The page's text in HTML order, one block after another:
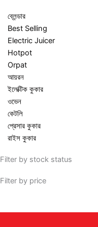
ব্লেন্ডার
Best Selling
Electric Juicer
Hotpot
Orpat
আয়রন
ইলেক্টিক কুকার
ওভেন
কেটলি
প্রেসার কুকার
রাইস কুকার
Filter by stock status
Filter by price